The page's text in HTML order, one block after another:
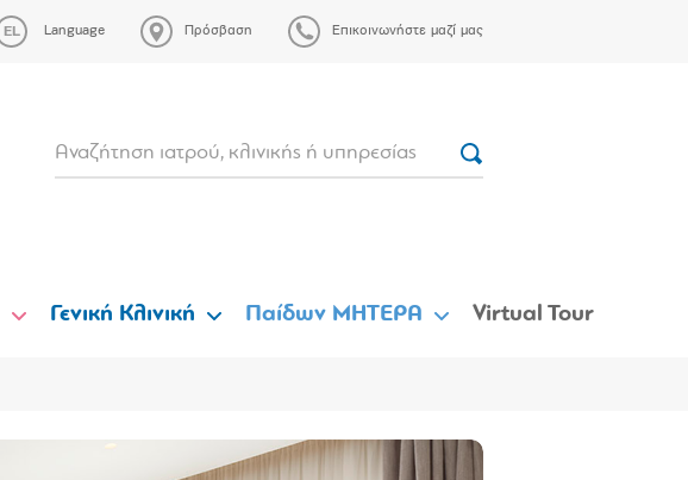
Language Πρόσβαση Επικοινωνήστε μαζί μας
Γενική Κλινική Παίδων ΜΗΤΕΡΑ Virtual Tour